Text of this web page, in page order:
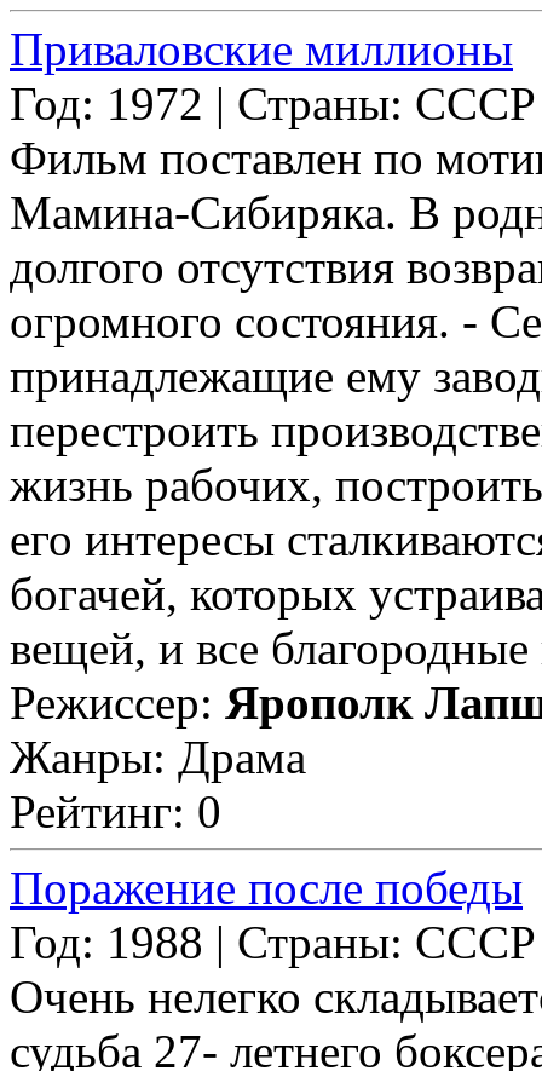
Приваловские миллионы
Год: 1972 | Страны: СССР
Фильм поставлен по
Мамина-Сибиряка. В
долгого отсутствия
огромного состояния. -
принадлежащие ему
перестроить
жизнь рабочих,
его интересы
богачей, которых
вещей, и все
Режиссер: Ярополк
Жанры: Драма
Рейтинг: 0
Поражение после победы
Год: 1988 | Страны: СССР
Очень нелегко
судьба 27- летнего